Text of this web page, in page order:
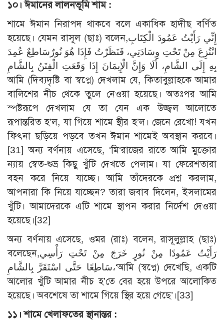
১০ ।ঈমানের লালনভূমি শাম :
শামে ঈমান নিরাপদ থাকবে বলে একাধিক হাদীছ বর্ণিত
হয়েছে। যেমন রাসূল (ছাঃ) বলেন,إِنِّي رَأَيْتُ عَمُودَ الْكِتَابِ
انْتُزِعَ مِنْ تَحْتِ وِسَادَتِي، فَنَظَرْتُ فَإِذَا هُوَ نُورٌسَاطِعٌ عُمِدَ
بِهِ إِلَى الشَّامِ، أَلَا وَإِنَّ الْإِيمَانَ إِذَا وَقَعَتِ الْفِتَنُ بِالشَّامِ
আমি (দিব্যদৃষ্টি বা স্বপ্নে) দেখলাম যে, কিতাবুল্লাহকে আমার
বালিশের নীচ থেকে তুলে নেওয়া হয়েছে। অতঃপর আমি
স্পষ্টরূপে দেখলাম যে তা যেন এক উজ্জ্বল আলোতে
রূপান্তরিত হ’ল, যা গিয়ে শামে স্থীর হ’ল। জেনে রেখো! যখন
ফিৎনা ছড়িয়ে পড়বে তখন ঈমান শামেই অবস্থান করবে।
[31] অন্য বর্ণনায় এসেছে, ‘মি‘রাজের রাতে আমি মুক্তোর
ন্যায় স্বেত-শুভ্র কিছু খুঁটি দেখতে পেলাম। যা ফেরেশতারা
বহন করে নিয়ে যাচ্ছে। আমি তাঁদেরকে প্রশ্ন করলাম,
আপনারা কি নিয়ে যাচ্ছেন? তারা জবাব দিলেন, ইসলামের
খুঁটি। আমাদেরকে এটি শামে স্থাপন করার নির্দেশ দেওয়া
হয়েছে।[32]
অন্য বর্ণনায় এসেছে, ওমর (রাঃ) বলেন, রাসূলুল্লাহ (ছাঃ)
বলেছেন,رَأَيْتُ عَمُودًا مِنْ نُورٍ خَرَجَ مِنْ تَحْتِ رَأْسِي
سَاطِعًا حَتَّى اسْتَقَرَّ بِالشَّامِ،‘আমি (স্বপ্নে) দেখেছি, একটি
আলোর খুঁটি আমার নীচ হ’তে বের হয়ে উপরে আলোকিত
হয়েছে। অবশেষে তা শামে গিয়ে স্থির হয়ে গেছে’।[33]
১১। শামে খেলাফতের স্থানান্তর :